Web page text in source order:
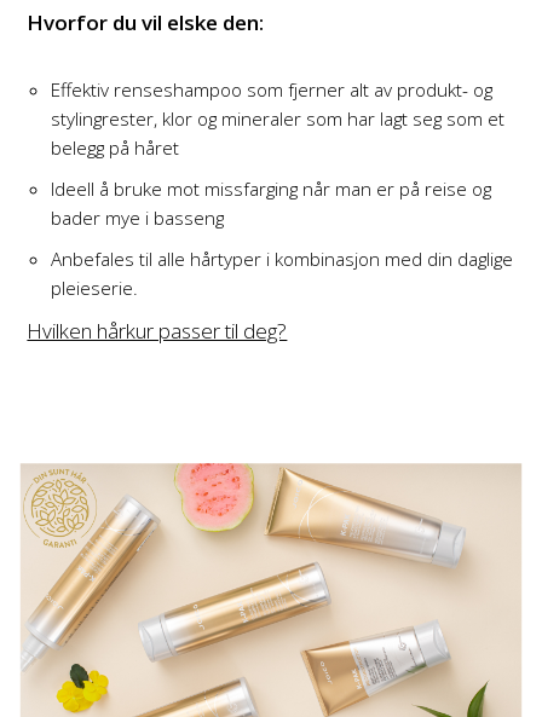
Hvorfor du vil elske den:
Effektiv renseshampoo som fjerner alt av produkt- og
stylingrester, klor og mineraler som har lagt seg som et
belegg på håret
Ideell å bruke mot missfarging når man er på reise og
bader mye i basseng
Anbefales til alle hårtyper i kombinasjon med din daglige
pleieserie.
Hvilken hårkur passer til deg?